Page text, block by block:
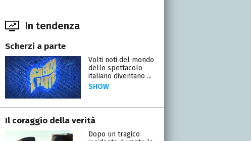
In tendenza
Scherzi a parte
Volti noti del mondo
dello spettacolo
italiano diventano ...
SHOW
Il coraggio della verità
Dopo un tragico